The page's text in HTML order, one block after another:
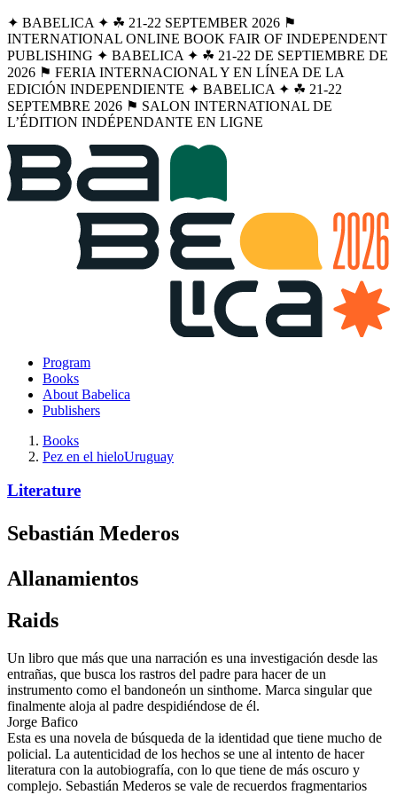
✦ BABELICA ✦ ☘︎ 21-22 SEPTEMBER 2026 ⚑
INTERNATIONAL ONLINE BOOK FAIR OF INDEPENDENT
PUBLISHING ✦ BABELICA ✦ ☘︎ 21-22 DE SEPTIEMBRE DE
2026 ⚑ FERIA INTERNACIONAL Y EN LÍNEA DE LA
EDICIÓN INDEPENDIENTE ✦ BABELICA ✦ ☘︎ 21-22
SEPTEMBRE 2026 ⚑ SALON INTERNATIONAL DE
L’ÉDITION INDÉPENDANTE EN LIGNE
Program
Books
About Babelica
Publishers
Books
Pez en el hieloUruguay
Literature
Sebastián Mederos
Allanamientos
Raids
Un libro que más que una narración es una investigación desde las
entrañas, que busca los rastros del padre para hacer de un
instrumento como el bandoneón un sinthome. Marca singular que
finalmente aloja al padre despidiéndose de él.
Jorge Bafico
Esta es una novela de búsqueda de la identidad que tiene mucho de
policial. La autenticidad de los hechos se une al intento de hacer
literatura con la autobiografía, con lo que tiene de más oscuro y
complejo. Sebastián Mederos se vale de recuerdos fragmentarios